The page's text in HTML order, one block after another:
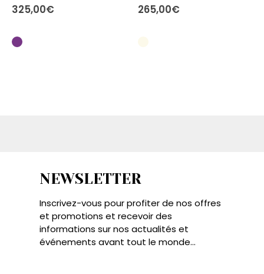
325,00€ 265,00€
NEWSLETTER
Inscrivez-vous pour profiter de nos offres
et promotions et recevoir des
informations sur nos actualités et
événements avant tout le monde...